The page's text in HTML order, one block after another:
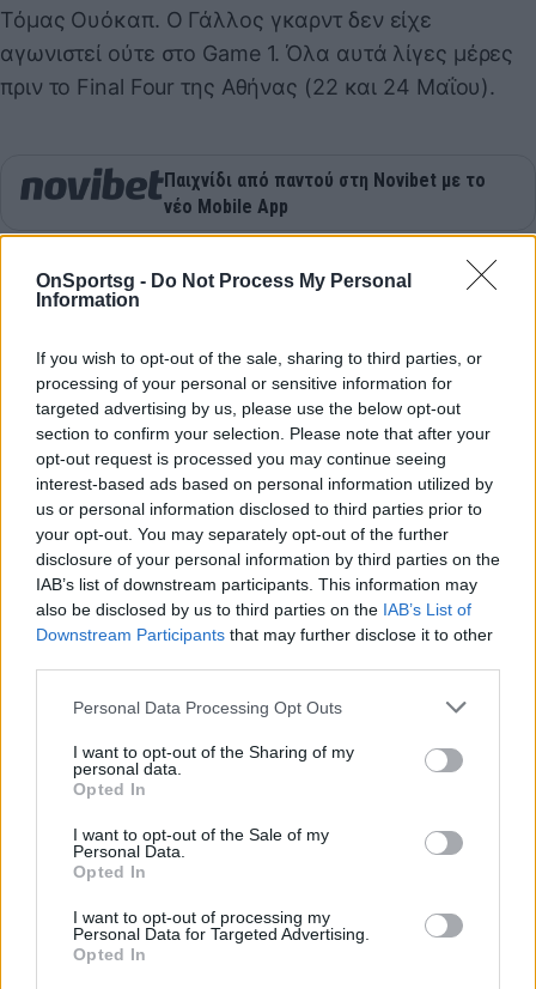
OnSportsg - Do Not Process My Personal
Information
If you wish to opt-out of the sale, sharing to third parties, or
processing of your personal or sensitive information for
targeted advertising by us, please use the below opt-out
section to confirm your selection. Please note that after your
opt-out request is processed you may continue seeing
interest-based ads based on personal information utilized by
us or personal information disclosed to third parties prior to
your opt-out. You may separately opt-out of the further
disclosure of your personal information by third parties on the
IAB’s list of downstream participants. This information may
also be disclosed by us to third parties on the IAB’s List of
Downstream Participants that may further disclose it to other
Personal Data Processing Opt Outs
I want to opt-out of the Sharing of my
personal data.
Opted In
I want to opt-out of the Sale of my
Personal Data.
Opted In
I want to opt-out of processing my
Personal Data for Targeted Advertising.
Opted In
Τόμας Ουόκαπ. Ο Γάλλος γκαρντ δεν είχε
αγωνιστεί ούτε στο Game 1. Όλα αυτά λίγες μέρες
πριν το Final Four της Αθήνας (22 και 24 Μαΐου).
Παιχνίδι από παντού στη Novibet με το
νέο Mobile App
Φουρνιέ Εβάν Μιλουτίνοφ Νικόλα
Γουόκαπ Τόμας
COMMENTS
Συνδεθείτε για να σχολιάσετε
LATEST NEWS
SUPER LEAGUE
Λεβαδειακός: Ανακοίνωσε τον Μπάουζα για δύο
ΑΕΚ - ΟΦΗ: Έλληνες διαιτητές ανακοίνωσε η ΚΕΔ για
τον τελικό του Super Cup